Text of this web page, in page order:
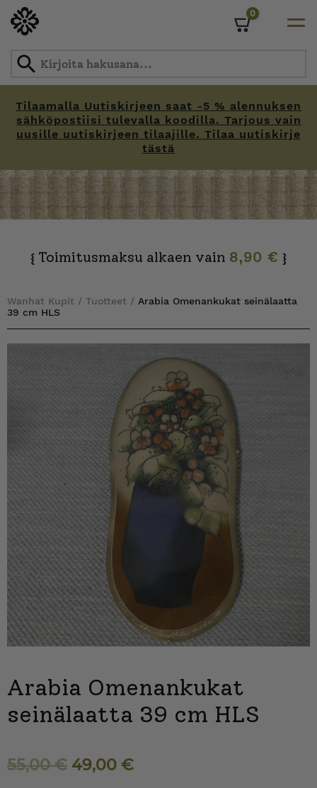
Tilaamalla Uutiskirjeen saat -5 % alennuksen
sähköpostiisi tulevalla koodilla. Tarjous vain
uusille uutiskirjeen tilaajille. Tilaa uutiskirje
tästä
0
{ Toimitusmaksu alkaen vain 8,90 € }
Wanhat Kupit / Tuotteet / Arabia Omenankukat seinälaatta
39 cm HLS
Arabia Omenankukat
seinälaatta 39 cm HLS
55,00€ Alkuperäinen
49,00 €Nykyinen